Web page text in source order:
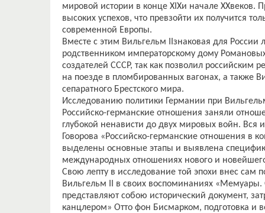
мировой истории в конце XIXи начале XXвеков.
высоких успехов, что превзойти их получится
современной Европы.
Вместе с этим Вильгельм IIзнаковая для России
родственником императорскому дому
создателей СССР, так как позволил российским
на поезде в пломбированных вагонах, а также
сепаратного Брестского мира.
Исследованию политики Германии при
Российско-германские отношения заняли
глубокой ненависти до двух мировых войн. Вся
Говорова «Российско-германские отношения в
выделены основные этапы и выявлена
международных отношениях нового и
Свою лепту в исследование той эпохи внес сам
Вильгельм II в своих воспоминаниях
представляют собою исторический документ,
канцлером» Отто фон Бисмарком, подготовка и